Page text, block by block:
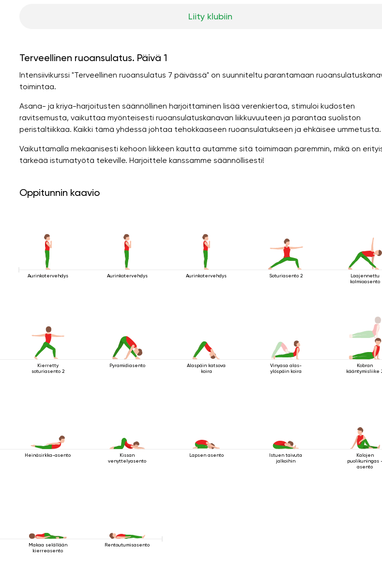
Liity klubiin
Terveellinen ruoansulatus. Päivä 1
Intensiivikurssi "Terveellinen ruoansulatus 7 päivässä" on suunniteltu parantamaan
toimintaa.
Asana- ja kriya-harjoitusten säännöllinen harjoittaminen lisää verenkiertoa, stimuloi kudosten
ravitsemusta, vaikuttaa myönteisesti ruoansulatuskanavan liikkuvuuteen ja parantaa suoliston
peristaltiikkaa. Kaikki tämä yhdessä johtaa tehokkaaseen ruoansulatukseen ja ehkäisee ummetusta.
Vaikuttamalla mekaanisesti kehoon liikkeen kautta autamme sitä toimimaan paremmin, mikä on
tärkeää istumatyötä tekeville. Harjoittele kanssamme säännöllisesti!
Oppitunnin kaavio
Aurinkotervehdys Aurinkotervehdys Aurinkotervehdys Soturiasento 2
Laajennettu
kolmioasento
Kierretty
soturiasento 2
Pyramidiasento
Alaspäin katsova
koira
Vinyasa alas-
ylöspäin koira
Kobran
kääntymisliike
Heinäsirkka-asento
Kissan
venyttelyasento
Lapsen asento
Istuen taivuta
jalkoihin
Kalojen
puolikuningas
asento
Makaa selällään
kierreasento
Rentoutumisasento